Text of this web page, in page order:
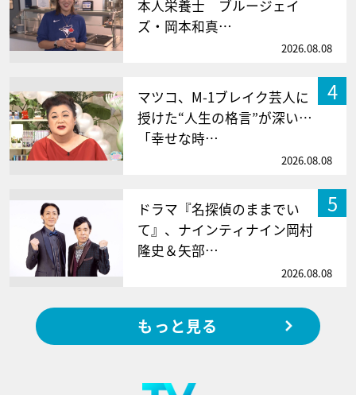
本人栄養士 ブルージェイ
ズ・岡本和真…
2026.08.08
4
マツコ、M-1ブレイク芸人に
授けた“人生の格言”が深い…
「幸せな時…
2026.08.08
5
ドラマ『名探偵のままでい
て』、ナインティナイン岡村
隆史＆矢部…
2026.08.08
もっと見る